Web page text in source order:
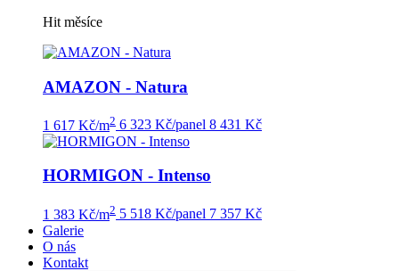
Hit měsíce
AMAZON - Natura
1 617 Kč/m2 6 323 Kč/panel 8 431 Kč
HORMIGON - Intenso
1 383 Kč/m2 5 518 Kč/panel 7 357 Kč
Galerie
O nás
Kontakt